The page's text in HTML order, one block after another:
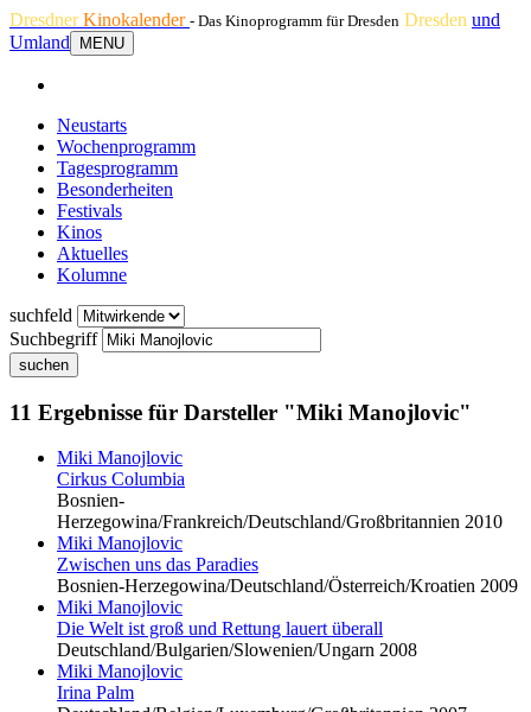
DresdnerKinokalender - Das Kinoprogramm für Dresden Dresden und
Umland
MENU
Neustarts
Wochenprogramm
Tagesprogramm
Besonderheiten
Festivals
Kinos
Aktuelles
Kolumne
suchfeld
Suchbegriff
suchen
11 Ergebnisse für Darsteller "Miki Manojlovic"
Miki Manojlovic
Cirkus Columbia
Bosnien-
Herzegowina/Frankreich/Deutschland/Großbritannien 2010
Miki Manojlovic
Zwischen uns das Paradies
Bosnien-Herzegowina/Deutschland/Österreich/Kroatien 2009
Miki Manojlovic
Die Welt ist groß und Rettung lauert überall
Deutschland/Bulgarien/Slowenien/Ungarn 2008
Miki Manojlovic
Irina Palm